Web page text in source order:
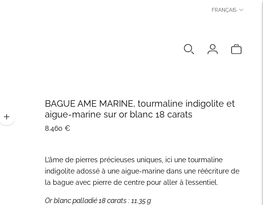
LANGUE
FRANÇAIS
Agrandir
l'image
BAGUE AME MARINE, tourmaline indigolite et
aigue-marine sur or blanc 18 carats
8.460 €
L’âme de pierres précieuses uniques, ici une tourmaline
indigolite adossé à une aigue-marine dans une réécriture de
la bague avec pierre de centre pour aller à l’essentiel.
Or blanc palladié 18 carats : 11.35 g